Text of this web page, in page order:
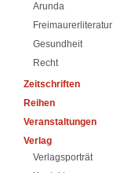
Arunda
Freimaurerliteratur
Gesundheit
Recht
Zeitschriften
Reihen
Veranstaltungen
Verlag
Verlagsporträt